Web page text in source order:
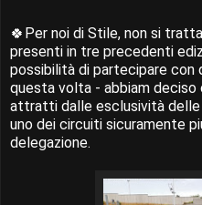
🍀Per noi di Stile, non si
presenti in tre precedenti
possibilità di partecipare con
questa volta - abbiam deciso
attratti dalle esclusività delle
uno dei circuiti sicuramente
delegazione.